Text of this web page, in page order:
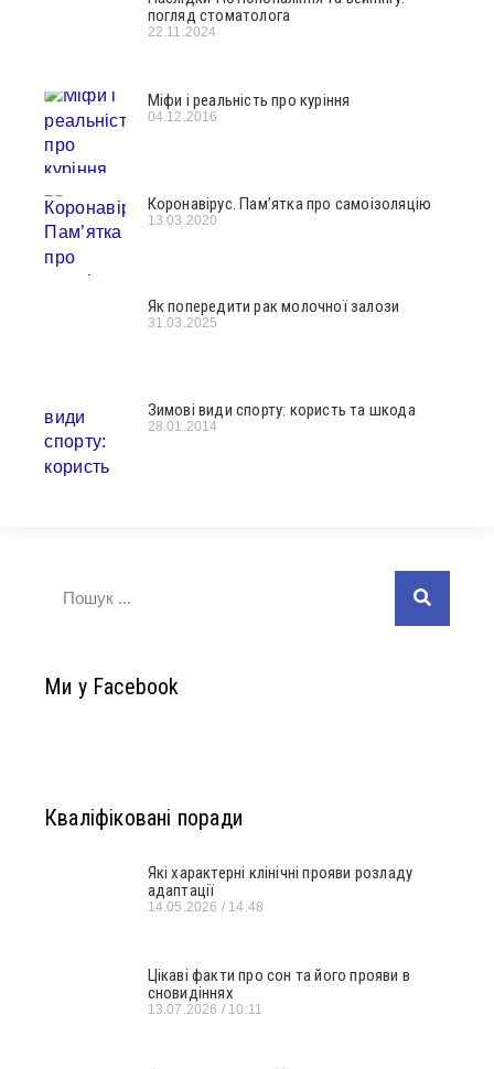
погляд стоматолога
22.11.2024
Міфи і реальність про куріння
04.12.2016
Коронавірус. Пам’ятка про самоізоляцію
13.03.2020
Як попередити рак молочної залози
31.03.2025
Зимові види спорту: користь та шкода
28.01.2014
Ми у Facebook
Кваліфіковані поради
Які характерні клінічні прояви розладу
адаптації
14.05.2026 14:48
Цікаві факти про сон та його прояви в
сновидіннях
13.07.2026 10:11